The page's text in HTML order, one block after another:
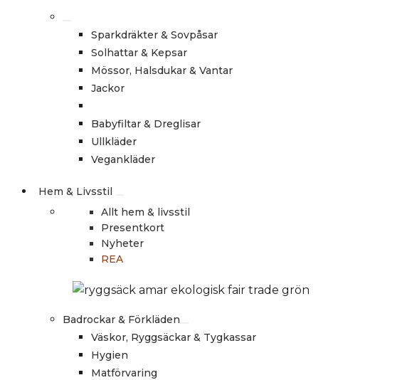
Sparkdräkter & Sovpåsar
Solhattar & Kepsar
Mössor, Halsdukar & Vantar
Jackor
Babyfiltar & Dreglisar
Ullkläder
Vegankläder
Hem & Livsstil
Allt hem & livsstil
Presentkort
Nyheter
REA
Badrockar & Förkläden
Väskor, Ryggsäckar & Tygkassar
Hygien
Matförvaring